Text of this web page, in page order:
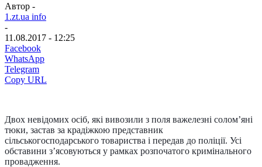
Автор -
1.zt.ua info
-
11.08.2017 - 12:25
Facebook
WhatsApp
Telegram
Copy URL
Двох невідомих осіб, які вивозили з поля важелезні солом’яні
тюки, застав за крадіжкою представник
сільськогосподарського товариства і передав до поліції. Усі
обставини з’ясовуються у рамках розпочатого кримінального
провадження.